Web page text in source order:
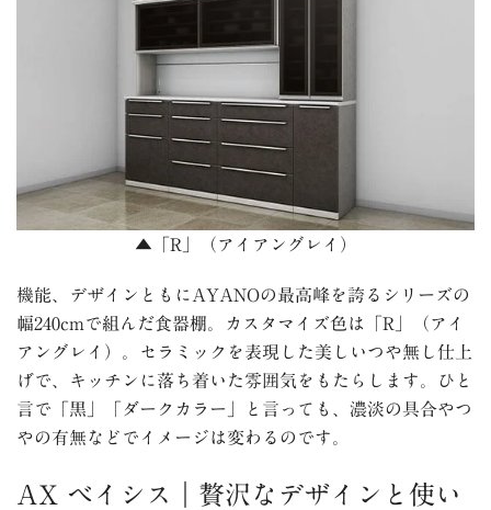
▲「R」（アイアングレイ）
機能、デザインともにAYANOの最高峰を誇るシリーズの
幅240cmで組んだ食器棚。カスタマイズ色は「R」（アイ
アングレイ）。セラミックを表現した美しいつや無し仕上
げで、キッチンに落ち着いた雰囲気をもたらします。ひと
言で「黒」「ダークカラー」と言っても、濃淡の具合やつ
やの有無などでイメージは変わるのです。
AX ベイシス｜贅沢なデザインと使い